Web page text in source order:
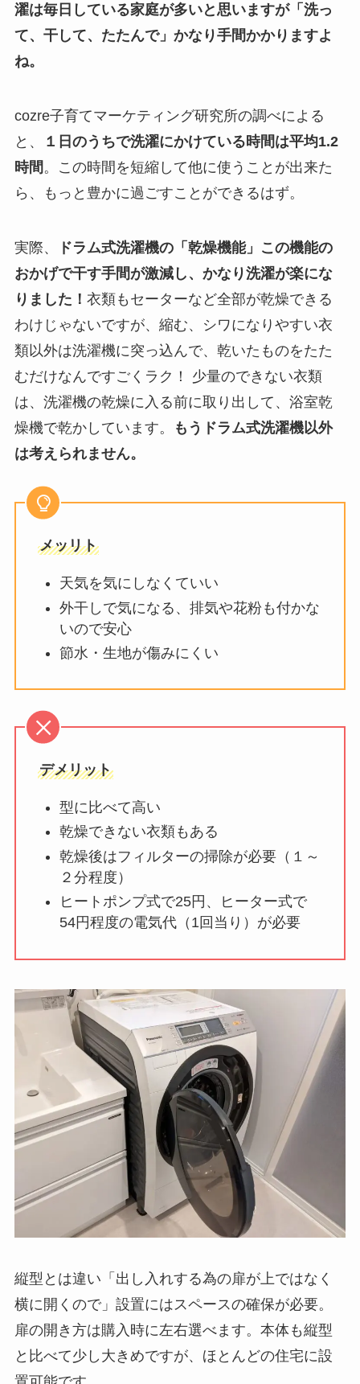
濯は毎日している家庭が多いと思いますが「洗っ
て、干して、たたんで」かなり手間かかりますよ
ね。
cozre子育てマーケティング研究所の調べによる
と、
１日のうちで洗濯にかけている時間は平均1.2
時間 。この時間を短縮して他に使うことが出来た
ら、もっと豊かに過ごすことができるはず。
実際、
ドラム式洗濯機の「乾燥機能」この機能の
おかげで干す手間が激減し、かなり洗濯が楽にな
りました！ 衣類もセーターなど全部が乾燥できる
わけじゃないですが、縮む、シワになりやすい衣
類以外は洗濯機に突っ込んで、乾いたものをたた
むだけなんですごくラク！ 少量のできない衣類
は、洗濯機の乾燥に入る前に取り出して、浴室乾
燥機で乾かしています。
もうドラム式洗濯機以外
は考えられません。
メッリト
天気を気にしなくていい
外干しで気になる、排気や花粉も付かな
いので安心
節水・生地が傷みにくい
デメリット
型に比べて高い
乾燥できない衣類もある
乾燥後はフィルターの掃除が必要（１～
２分程度）
ヒートポンプ式で25円、ヒーター式で
54円程度の電気代（1回当り）が必要
縦型とは違い「出し入れする為の扉が上ではなく
横に開くので」設置にはスペースの確保が必要。
扉の開き方は購入時に左右選べます。本体も縦型
と比べて少し大きめですが、ほとんどの住宅に設